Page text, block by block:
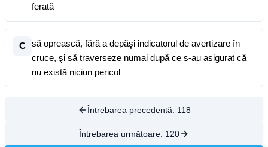
ferată
C
să oprească, fără a depăşi indicatorul de avertizare în
cruce, şi să traverseze numai după ce s-au asigurat că
nu există niciun pericol
Întrebarea precedentă: 118
Întrebarea următoare: 120